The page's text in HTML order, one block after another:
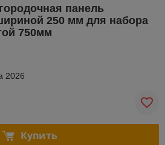
панель
250 мм для набора
750мм
2026
Купить